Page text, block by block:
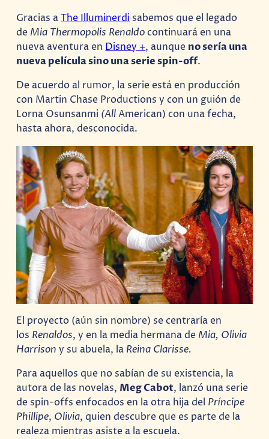
Gracias aThe Illuminerdi sabemos que el legado
de Mia Thermopolis Renaldocontinuará en una
nueva aventura en Disney +, aunque no sería una
nueva película sino una serie spin-off.
De acuerdo al rumor, la serie está en producción
con Martin Chase Productions y con un guión de
Lorna Osunsanmi (AllAmerican) con una fecha,
hasta ahora, desconocida.
El proyecto (aún sin nombre) se centraría en
los Renaldos, y en la media hermana de Mia, Olivia
Harrison y su abuela, la Reina Clarisse.
Para aquellos que no sabían de su existencia, la
autora de las novelas, Meg Cabot, lanzó una serie
de spin-offs enfocados en la otra hija del Príncipe
Phillipe, Olivia, quien descubre que es parte de la
realeza mientras asiste a la escuela.